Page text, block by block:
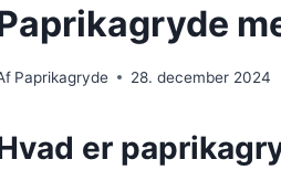
Paprikagryde 28. december 2024
er